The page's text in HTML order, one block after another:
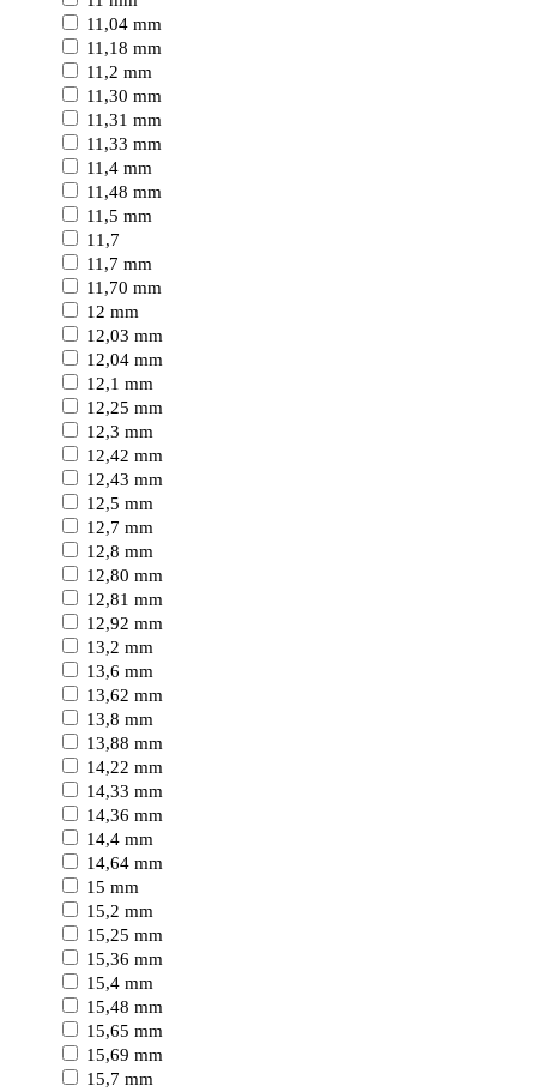
11,04 mm
11,18 mm
11,2 mm
11,30 mm
11,31 mm
11,33 mm
11,4 mm
11,48 mm
11,5 mm
11,7
11,7 mm
11,70 mm
12 mm
12,03 mm
12,04 mm
12,1 mm
12,25 mm
12,3 mm
12,42 mm
12,43 mm
12,5 mm
12,7 mm
12,8 mm
12,80 mm
12,81 mm
12,92 mm
13,2 mm
13,6 mm
13,62 mm
13,8 mm
13,88 mm
14,22 mm
14,33 mm
14,36 mm
14,4 mm
14,64 mm
15 mm
15,2 mm
15,25 mm
15,36 mm
15,4 mm
15,48 mm
15,65 mm
15,69 mm
15,7 mm